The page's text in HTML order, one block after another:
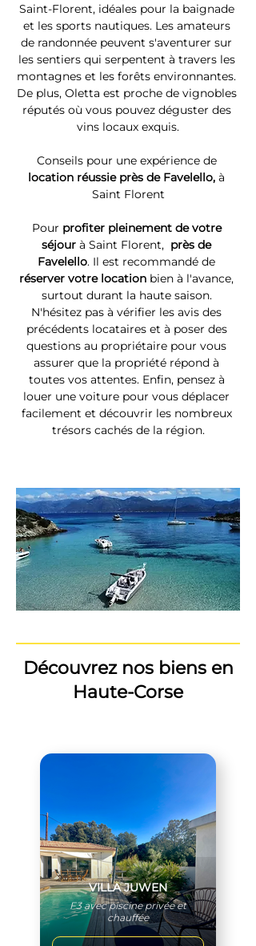
Saint-Florent, idéales pour la baignade
et les sports nautiques. Les amateurs
de randonnée peuvent s'aventurer sur
les sentiers qui serpentent à travers les
montagnes et les forêts environnantes.
De plus, Oletta est proche de vignobles
réputés où vous pouvez déguster des
vins locaux exquis.
Conseils pour une expérience de
location réussie près de Favelello, à
Saint Florent
Pour profiter pleinement de votre
séjour à Saint Florent, près de
Favelello. Il est recommandé de
réserver votre location bien à l'avance,
surtout durant la haute saison.
N'hésitez pas à vérifier les avis des
précédents locataires et à poser des
questions au propriétaire pour vous
assurer que la propriété répond à
toutes vos attentes. Enfin, pensez à
louer une voiture pour vous déplacer
facilement et découvrir les nombreux
trésors cachés de la région.
Découvrez nos biens en
Haute-Corse
VILLA JUWEN
F3 avec piscine privée et
chauffée